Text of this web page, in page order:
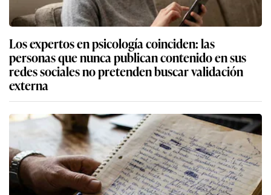
Los expertos en psicología coinciden: las
personas que nunca publican contenido en sus
redes sociales no pretenden buscar validación
externa